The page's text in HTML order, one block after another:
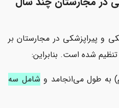
و پیراپزشکی در مجارستان بر
شده است. بنابراین:
شامل سه